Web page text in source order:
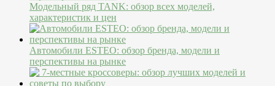
Модельный ряд TANK: обзор всех моделей,
характеристик и цен
Автомобили ESTEO: обзор бренда, модели и
перспективы на рынке